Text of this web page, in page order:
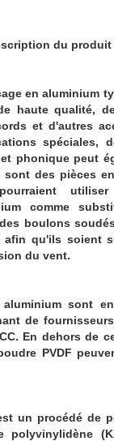
du produit
en aluminium
haute qualité,
et d'autres
spéciales,
phonique peut
sont des pièces
comme
boulons
qu'ils soient
du vent.
sont
de
En dehors de
PVDF
un procédé de
polyvinylidène